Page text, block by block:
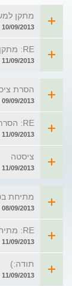
מתקן
10/09/2013 | 08:59 | מאת: אורנה
RE: מתקן למשקפיים לאחר ניתוח אף
11/09/2013 | 11:55 | מאת: ד"ר יעקב זילר
הסרת
09/09/2013 | 07:49 | מאת: דן
RE: הסרת ציסטה מהקרקפת (לת)
11/09/2013 | 11:54 | מאת: ד"ר יעקב זילר
ציסטה
11/09/2013 | 11:55 | מאת: ד"ר יעקב זילר
מתיחת
08/09/2013 | 21:50 | מאת: מישל
RE: מתיחת בטן
11/09/2013 | 11:53 | מאת: ד"ר יעקב זילר
תודה:)
11/09/2013 | 15:30 | מאת: מישל